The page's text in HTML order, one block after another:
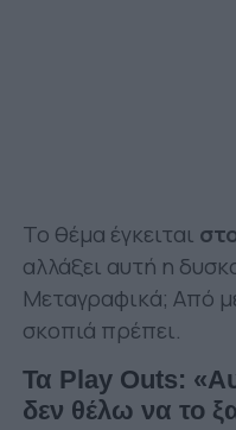
Το θέμα έγκειται
αλλάξει αυτή η
Μεταγραφικά; Από
σκοπιά πρέπει.
Τα Play Outs:
δεν θέλω να το